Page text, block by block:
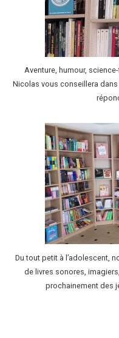
Aventure, humour,
Nicolas vous conseillera dans
Du tout petit à l’adolescent,
de livres sonores,
prochainement des